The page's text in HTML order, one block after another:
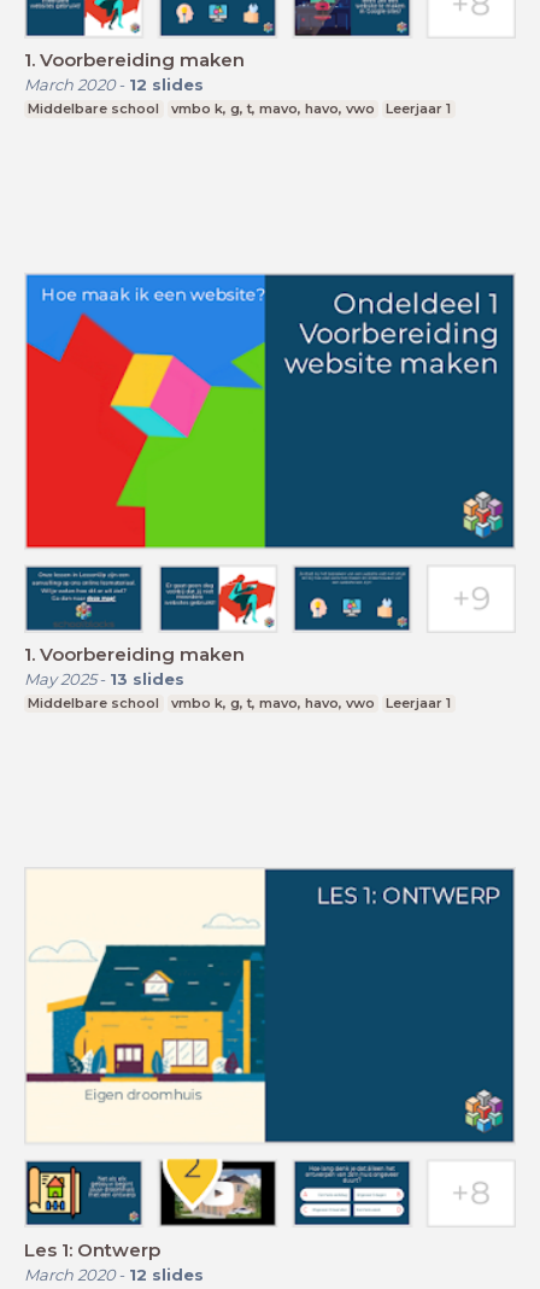
1. Voorbereiding maken
March 2020- 12 slides
Middelbare school vmbo k, g, t, mavo, havo, vwo Leerjaar 1
1. Voorbereiding maken
May 2025- 13 slides
Middelbare school vmbo k, g, t, mavo, havo, vwo Leerjaar 1
Les 1: Ontwerp
March 2020- 12 slides